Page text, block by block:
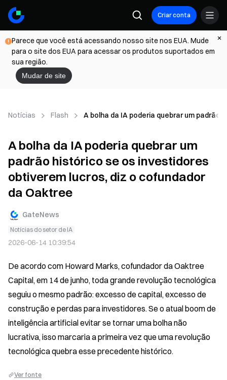
Criar conta
Parece que você está acessando nosso site nos EUA. Mude
para o site dos EUA para acessar os produtos suportados em
sua região.
Mudar de site
Notícias Flash A bolha da IA poderia quebrar um
A bolha da IA poderia quebrar um
padrão histórico se os investidores
obtiverem lucros, diz o cofundador
da Oaktree
GateNews
Notícias do setor de IA
2026-06-14 10:39:54
De acordo com Howard Marks, cofundador da Oaktree
Capital, em 14 de junho, toda grande revolução tecnológica
seguiu o mesmo padrão: excesso de capital, excesso de
construção e perdas para investidores. Se o atual boom de
inteligência artificial evitar se tornar uma bolha não
lucrativa, isso marcaria a primeira vez que uma revolução
tecnológica quebra esse precedente histórico.
Ver fonte